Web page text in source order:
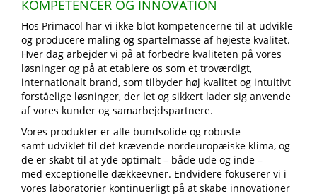
KOMPETENCER OG INNOVATION
Hos Primacol har vi ikke blot kompetencerne til at udvikle
og producere maling og spartelmasse af højeste kvalitet.
Hver dag arbejder vi på at forbedre kvaliteten på vores
løsninger og på at etablere os som et troværdigt,
internationalt brand, som tilbyder høj kvalitet og intuitivt
forståelige løsninger, der let og sikkert lader sig anvende
af vores kunder og samarbejdspartnere.
Vores produkter er alle bundsolide og robuste
samt udviklet til det krævende nordeuropæiske klima, og
de er skabt til at yde optimalt – både ude og inde –
med exceptionelle dækkeevner. Endvidere fokuserer vi i
vores laboratorier kontinuerligt på at skabe innovationer